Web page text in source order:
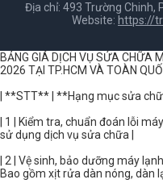
Địa chỉ: 493 Trường Chinh,
Website: https://
BẢNG GIÁ DỊCH VỤ SỬA CHỮA
2026 TẠI TP.HCM VÀ TOÀN
| **STT** | **Hạng mục sửa
| 1 | Kiểm tra, chuẩn đoán lỗi
sử dụng dịch vụ sửa chữa |
| 2 | Vệ sinh, bảo dưỡng máy
Bao gồm xịt rửa dàn nóng, dàn